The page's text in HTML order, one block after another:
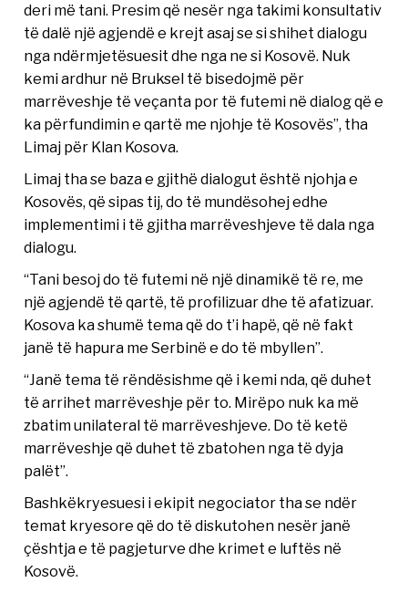
deri më tani. Presim që nesër nga takimi konsultativ
të dalë një agjendë e krejt asaj se si shihet dialogu
nga ndërmjetësuesit dhe nga ne si Kosovë. Nuk
kemi ardhur në Bruksel të bisedojmë për
marrëveshje të veçanta por të futemi në dialog që e
ka përfundimin e qartë me njohje të Kosovës”, tha
Limaj për Klan Kosova.
Limaj tha se baza e gjithë dialogut është njohja e
Kosovës, që sipas tij, do të mundësohej edhe
implementimi i të gjitha marrëveshjeve të dala nga
dialogu.
“Tani besoj do të futemi në një dinamikë të re, me
një agjendë të qartë, të profilizuar dhe të afatizuar.
Kosova ka shumë tema që do t’i hapë, që në fakt
janë të hapura me Serbinë e do të mbyllen”.
“Janë tema të rëndësishme që i kemi nda, që duhet
të arrihet marrëveshje për to. Mirëpo nuk ka më
zbatim unilateral të marrëveshjeve. Do të ketë
marrëveshje që duhet të zbatohen nga të dyja
palët”.
Bashkëkryesuesi i ekipit negociator tha se ndër
temat kryesore që do të diskutohen nesër janë
çështja e të pagjeturve dhe krimet e luftës në
Kosovë.